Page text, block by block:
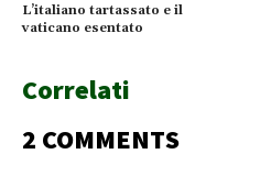
L’italiano tartassato e il
vaticano esentato
Correlati
2 COMMENTS